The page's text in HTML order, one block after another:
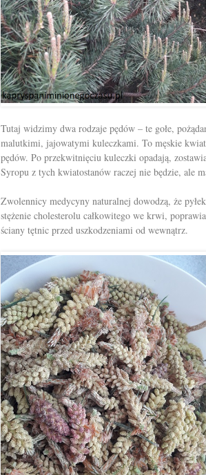
Tutaj widzimy dwa rodzaje pędów – te gołe,
malutkimi, jajowatymi kuleczkami. To męskie
pędów. Po przekwitnięciu kuleczki opadają,
Syropu z tych kwiatostanów raczej nie będzie, ale
Zwolennicy medycyny naturalnej dowodzą, że
stężenie cholesterolu całkowitego we krwi,
ściany tętnic przed uszkodzeniami od wewnątrz.